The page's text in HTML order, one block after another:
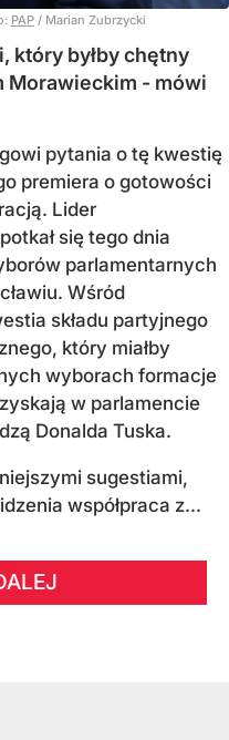
PAP / Marian Zubrzycki
który byłby chętny
Morawieckim - mówi
pytania o tę kwestię
premiera o gotowości
Lider
się tego dnia
parlamentarnych
Wśród
składu partyjnego
który miałby
wyborach formacje
w parlamencie
Donalda Tuska.
sugestiami,
współpraca z...